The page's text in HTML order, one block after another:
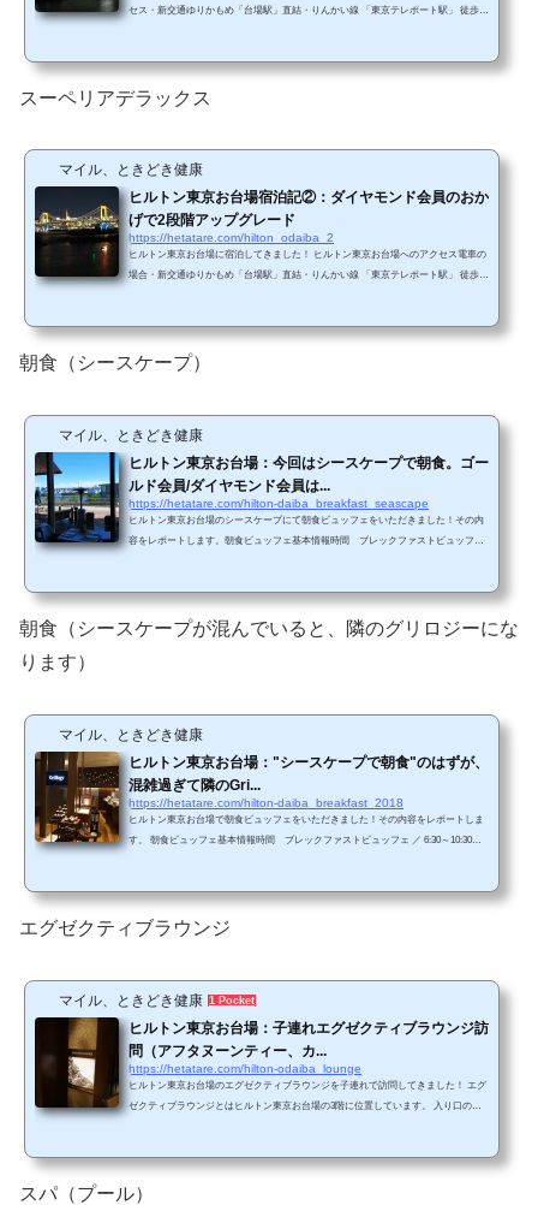
セス・新交通ゆりかもめ「台場駅」直結・りんかい線 「東京テレポート駅」 徒歩約
マスの飾りでいっぱいでした。入り口から入るとさっそく巨大ツリーがあります。
男の子が夢中になっていたジオラマ。ドイツ鉄道の特急などが走っています。チェ
スーペリアデラックス
マイル、ときどき健康
ヒルトン東京お台場宿泊記②：ダイヤモンド会員のおか
げで2段階アップグレード
https://hetatare.com/hilton_odaiba_2
ヒルトン東京お台場に宿泊してきました！ ヒルトン東京お台場へのアクセス電車の
場合・新交通ゆりかもめ「台場駅」直結・りんかい線 「東京テレポート駅」 徒歩約
海副都心出口から 約3分、有明出口から 約4分高速10号晴海線：有明出口から 約4
分 今回は車で行きました。駐車場はホテルの地下にあります。駐車場は、ホテルの
朝食（シースケープ）
マイル、ときどき健康
ヒルトン東京お台場：今回はシースケープで朝食。ゴー
ルド会員/ダイヤモンド会員は...
https://hetatare.com/hilton-daiba_breakfast_seascape
ヒルトン東京お台場のシースケープにて朝食ビュッフェをいただきました！その内
容をレポートします。朝食ビュッフェ基本情報時間 ブレックファストビュッフェ
ンゴールド会員またはダイヤモンド会員であれば2名分まで無料。 シースケープは
混雑していると、隣のグリロジーになります。 店内の様子レストラン入り口にはヒ
朝食（シースケープが混んでいると、隣のグリロジーにな
ります）
マイル、ときどき健康
ヒルトン東京お台場："シースケープで朝食"のはずが、
混雑過ぎて隣のGri...
https://hetatare.com/hilton-daiba_breakfast_2018
ヒルトン東京お台場で朝食ビュッフェをいただきました！その内容をレポートしま
す。 朝食ビュッフェ基本情報時間 ブレックファストビュッフェ ／ 6:30～10:30
ルトンゴールド会員またはダイヤモンド会員であれば2名分まで無料。 シースケー
プのはずが・・・ヒルトン東京お台場HPによるとこんな感じでオーシャンビューな
エグゼクティブラウンジ
マイル、ときどき健康 1 Pocket
ヒルトン東京お台場：子連れエグゼクティブラウンジ訪
問（アフタヌーンティー、カ...
https://hetatare.com/hilton-odaiba_lounge
ヒルトン東京お台場のエグゼクティブラウンジを子連れで訪問してきました！ エグ
ゼクティブラウンジとはヒルトン東京お台場の3階に位置しています。 入り口の様
グゼクティブラウンジの利用に関する用紙をいただきました。 利用時間は6：30～2
1：00です。・朝食 6：30～10:00（平日）、 6：30～10：30（土日祝）・アフタヌ
スパ（プール）